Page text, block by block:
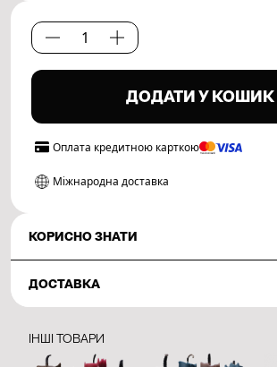
Milky
Eggs
CandlesДОДАТИ У КОШИК
Оплата кредитною карткою
Міжнародна доставка
КОРИСНО ЗНАТИ
ДОСТАВКА
ІНШІ ТОВАРИ